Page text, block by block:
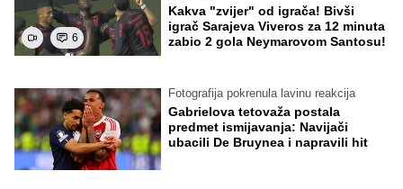
6
Kakva "zvijer" od igrača! Bivši
igrač Sarajeva Viveros za 12 minuta
zabio 2 gola Neymarovom Santosu!
Fotografija pokrenula lavinu reakcija
Gabrielova tetovaža postala
predmet ismijavanja: Navijači
ubacili De Bruynea i napravili hit